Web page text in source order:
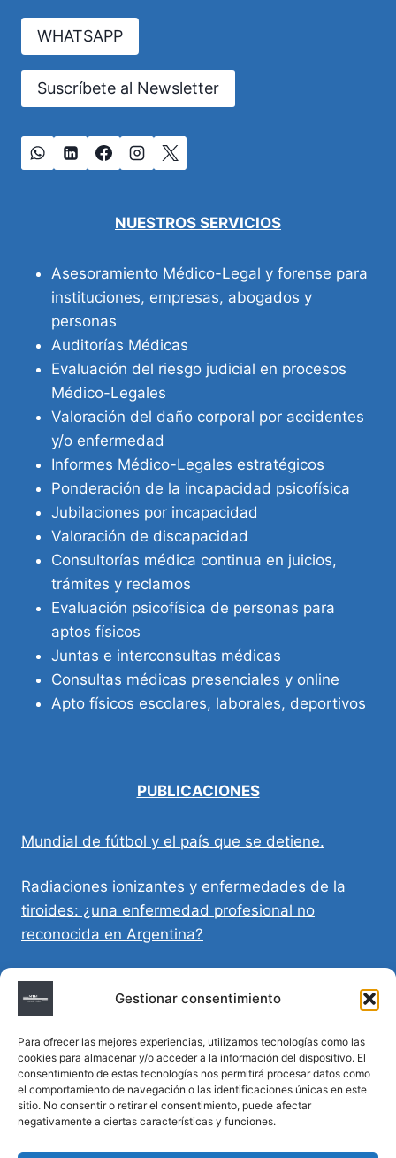
Gestionar consentimiento
Para ofrecer las mejores experiencias, utilizamos tecnologías como las
cookies para almacenar y/o acceder a la información del dispositivo. El
consentimiento de estas tecnologías nos permitirá procesar datos como
el comportamiento de navegación o las identificaciones únicas en este
sitio. No consentir o retirar el consentimiento, puede afectar
negativamente a ciertas características y funciones.
WHATSAPP
Suscríbete al Newsletter
NUESTROS SERVICIOS
Asesoramiento Médico-Legal y forense para
instituciones, empresas, abogados y
personas
Auditorías Médicas
Evaluación del riesgo judicial en procesos
Médico-Legales
Valoración del daño corporal por accidentes
y/o enfermedad
Informes Médico-Legales estratégicos
Ponderación de la incapacidad psicofísica
Jubilaciones por incapacidad
Valoración de discapacidad
Consultorías médica continua en juicios,
trámites y reclamos
Evaluación psicofísica de personas para
aptos físicos
Juntas e interconsultas médicas
Consultas médicas presenciales y online
Apto físicos escolares, laborales, deportivos
PUBLICACIONES
Mundial de fútbol y el país que se detiene.
Radiaciones ionizantes y enfermedades de la
tiroides: ¿una enfermedad profesional no
reconocida en Argentina?
Directivas Médicas Anticipadas en Córdoba:
requisitos, registro y validez legal
Sumar vida a los años: decálogo para un
envejecimiento saludable
Determinación de la hora de muerte en